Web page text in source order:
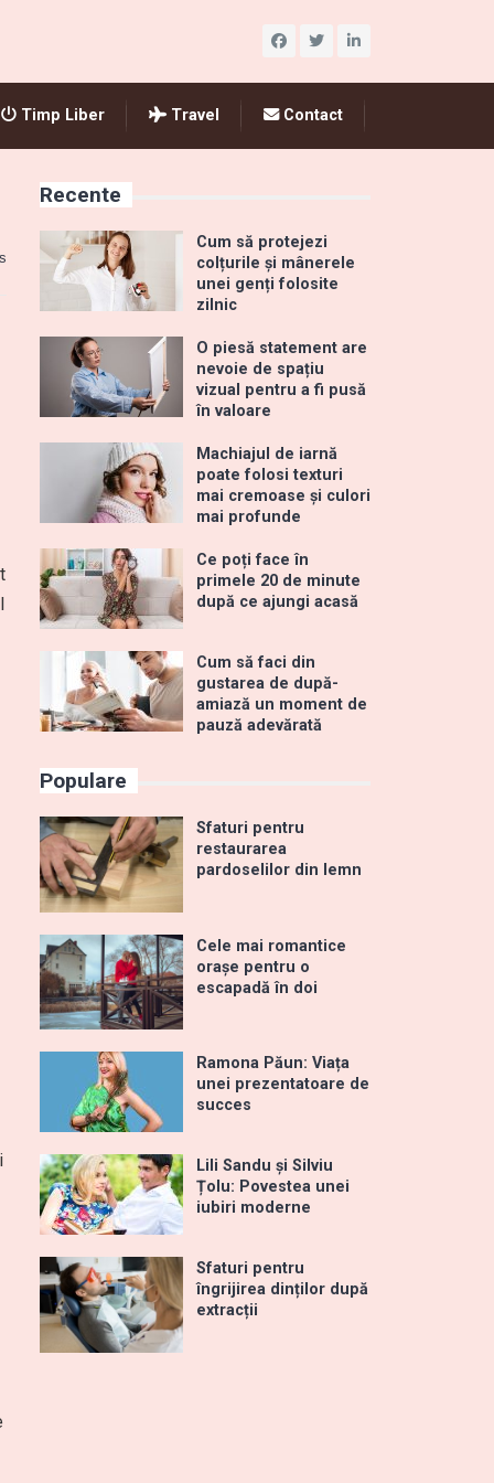
Timp Liber Travel Contact
Recente
Cum să protejezi
colțurile și mânerele
unei genți folosite
zilnic
O piesă statement are
nevoie de spațiu
vizual pentru a fi pusă
în valoare
Machiajul de iarnă
poate folosi texturi
mai cremoase și culori
mai profunde
Ce poți face în
primele 20 de minute
după ce ajungi acasă
Cum să faci din
gustarea de după-
amiază un moment de
pauză adevărată
Populare
Sfaturi pentru
restaurarea
pardoselilor din lemn
Cele mai romantice
orașe pentru o
escapadă în doi
Ramona Păun: Viața
unei prezentatoare de
succes
Lili Sandu și Silviu
Țolu: Povestea unei
iubiri moderne
Sfaturi pentru
îngrijirea dinților după
extracții